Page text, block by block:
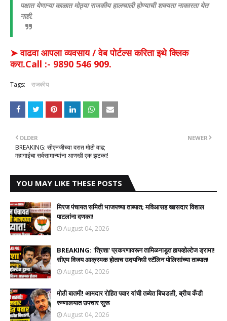
पक्षात येणाऱ्या काळात मोठ्या राजकीय हालचाली होण्याची शक्यता नाकारता येत
नाही.
➤ वाढवा आपला व्यवसाय / वेब पोर्टल्स करिता इथे क्लिक
करा.Call :- 9890 546 909.
Tags: राजकीय
NEWER
OLDER
BREAKING: सीएनजीच्या दरात मोठी वाढ;
महागाईचा सर्वसामान्यांना आणखी एक झटका!
YOU MAY LIKE THESE POSTS
मिरज पंचायत समिती भाजपच्या ताब्यात; मविआसह खासदार विशाल
पाटलांना दणका!
August 04, 2026
BREAKING: 'त्रिशा' प्रकरणावरून तामिळनाडूत हायव्होल्टेज ड्रामा!
सीएम विजय आक्रमक होताच उदयनिधी स्टॅलिन पोलिसांच्या ताब्यात!
August 04, 2026
मोठी बातमी! आमदार रोहित पवार यांची तब्येत बिघडली, ब्रीच कँडी
रुग्णालयात उपचार सुरू
August 04, 2026